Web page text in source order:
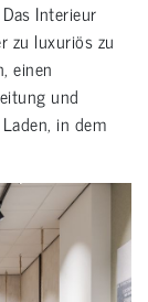
Interieur
zu luxuriös zu
einen
und
in dem